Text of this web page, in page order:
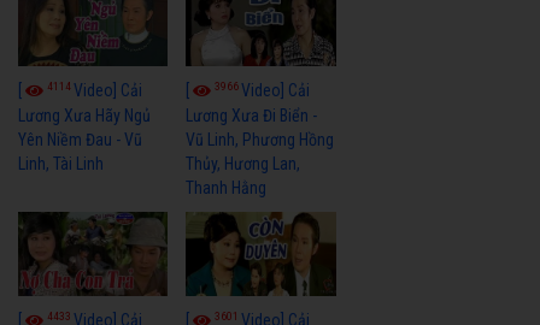
4114Video] Cải
Lương Xưa Hãy Ngủ
Yên Niềm Đau - Vũ
Linh, Tài Linh
3966Video] Cải
Lương Xưa Đi Biển -
Vũ Linh, Phương Hồng
Thủy, Hương Lan,
Thanh Hằng
4433 Video] Cải
3601Video] Cải